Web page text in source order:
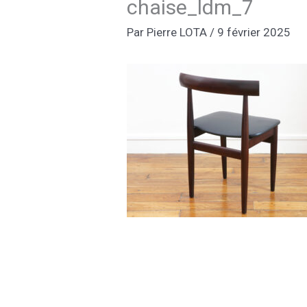
chaise_ldm_7
Par Pierre LOTA / 9 février 2025